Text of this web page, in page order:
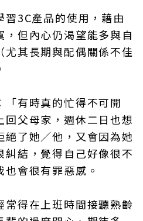
3C產品的使用，藉由
但內心仍渴望能多與自
尤其長期與配偶關係不佳
有時真的忙得不可開
回父母家，週休二日也想
了她／他，又會因為她
糾結，覺得自己好像很不
會很有罪惡感。
常得在上班時間接聽熟齡